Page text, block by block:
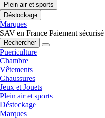
Plein air et sports
Déstockage
Marques
SAV en France Paiement sécurisé
Rechercher
Puericulture
Chambre
Vêtements
Chaussures
Jeux et Jouets
Plein air et sports
Déstockage
Marques